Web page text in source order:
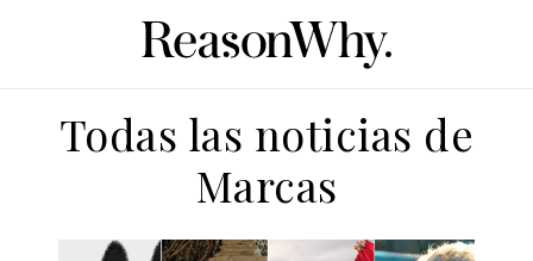
Todas las noticias de
Marcas